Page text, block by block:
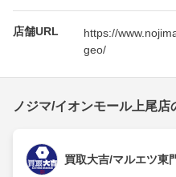
店舗URL
https://
geo/
ノジマ/イオンモール上尾店
買取大吉/マルエツ東